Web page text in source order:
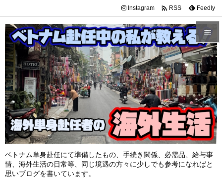
ベトナム単身赴任にて準備したもの、手続き関係、必需品、給与事
情、海外生活の日常等、同じ境遇の方々に少しでも参考になればと
思いブログを書いています。


メニュ

サイド

前へ

次へ

検索
Instagram  RSS Feedly